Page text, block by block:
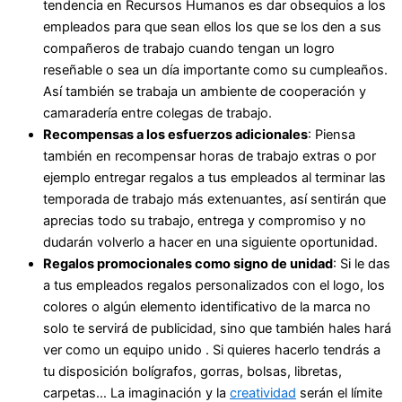
tendencia en Recursos Humanos es dar obsequios a los
empleados para que sean ellos los que se los den a sus
compañeros de trabajo cuando tengan un logro
reseñable o sea un día importante como su cumpleaños.
Así también se trabaja un ambiente de cooperación y
camaradería entre colegas de trabajo.
Recompensas a los esfuerzos adicionales: Piensa
también en recompensar horas de trabajo extras o por
ejemplo entregar regalos a tus empleados al terminar las
temporada de trabajo más extenuantes, así sentirán que
aprecias todo su trabajo, entrega y compromiso y no
dudarán volverlo a hacer en una siguiente oportunidad.
Regalos promocionales como signo de unidad: Si le das
a tus empleados regalos personalizados con el logo, los
colores o algún elemento identificativo de la marca no
solo te servirá de publicidad, sino que también hales hará
ver como un equipo unido . Si quieres hacerlo tendrás a
tu disposición bolígrafos, gorras, bolsas, libretas,
carpetas… La imaginación y la creatividad serán el límite